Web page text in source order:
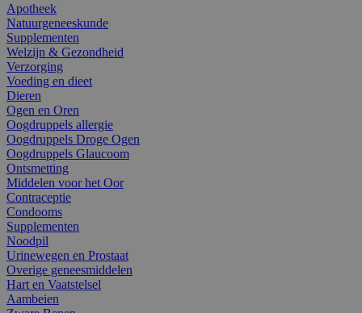
Apotheek
Natuurgeneeskunde
Supplementen
Welzijn & Gezondheid
Verzorging
Voeding en dieet
Dieren
Ogen en Oren
Oogdruppels allergie
Oogdruppels Droge Ogen
Oogdruppels Glaucoom
Ontsmetting
Middelen voor het Oor
Contraceptie
Condooms
Supplementen
Noodpil
Urinewegen en Prostaat
Overige geneesmiddelen
Hart en Vaatstelsel
Aambeien